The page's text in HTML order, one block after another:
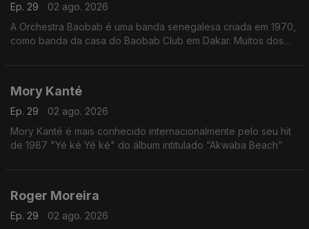
Ep. 29
02 ago. 2026
A Orchestra Baobab é uma banda senegalesa criada em 1970,
como banda da casa do Baobab Club em Dakar. Muitos dos
Mory Kanté
Ep. 29
02 ago. 2026
Mory Kanté é mais conhecido internacionalmente pelo seu hit
de 1987 "Yé ké Yé ké" do álbum intitulado “Akwaba Beach”
Roger Moreira
Ep. 29
02 ago. 2026